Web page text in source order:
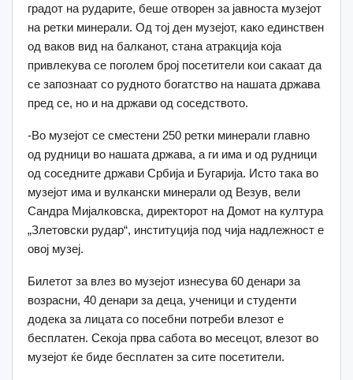
градот на рударите, беше отворен за јавноста музејот
на ретки минерали. Од тој ден музејот, како единствен
од ваков вид на балканот, стана атракција која
привлекува се поголем број посетители кои сакаат да
се запознаат со рудното богатство на нашата држава
пред се, но и на држави од соседството.
-Во музејот се сместени 250 ретки минерали главно
од рудници во нашата држава, а ги има и од рудници
од соседните држави Србија и Бугарија. Исто така во
музејот има и вулкански минерали од Везув, вели
Сандра Мијалковска, директорот на Домот на култура
„Злетовски рудар“, институција под чија надлежност е
овој музеј.
Билетот за влез во музејот изнесува 60 денари за
возрасни, 40 денари за деца, ученици и студенти
додека за лицата со посебни потреби влезот е
бесплатен. Секоја прва сабота во месецот, влезот во
музејот ќе биде бесплатен за сите посетители.